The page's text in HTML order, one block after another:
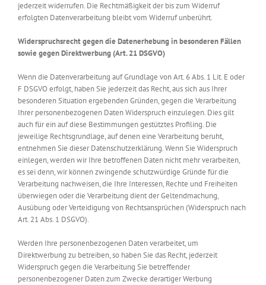
jederzeit widerrufen. Die Rechtmäßigkeit der bis zum Widerruf
erfolgten Datenverarbeitung bleibt vom Widerruf unberührt.
Widerspruchsrecht gegen die Datenerhebung in besonderen Fällen
sowie gegen Direktwerbung (Art. 21 DSGVO)
Wenn die Datenverarbeitung auf Grundlage von Art. 6 Abs. 1 Lit. E oder
F DSGVO erfolgt, haben Sie jederzeit das Recht, aus sich aus Ihrer
besonderen Situation ergebenden Gründen, gegen die Verarbeitung
Ihrer personenbezogenen Daten Widerspruch einzulegen. Dies gilt
auch für ein auf diese Bestimmungen gestütztes Profiling. Die
jeweilige Rechtsgrundlage, auf denen eine Verarbeitung beruht,
entnehmen Sie dieser Datenschutzerklärung. Wenn Sie Widerspruch
einlegen, werden wir Ihre betroffenen Daten nicht mehr verarbeiten,
es sei denn, wir können zwingende schutzwürdige Gründe für die
Verarbeitung nachweisen, die Ihre Interessen, Rechte und Freiheiten
überwiegen oder die Verarbeitung dient der Geltendmachung,
Ausübung oder Verteidigung von Rechtsansprüchen (Widerspruch nach
Art. 21 Abs. 1 DSGVO).
Werden Ihre personenbezogenen Daten verarbeitet, um
Direktwerbung zu betreiben, so haben Sie das Recht, jederzeit
Widerspruch gegen die Verarbeitung Sie betreffender
personenbezogener Daten zum Zwecke derartiger Werbung